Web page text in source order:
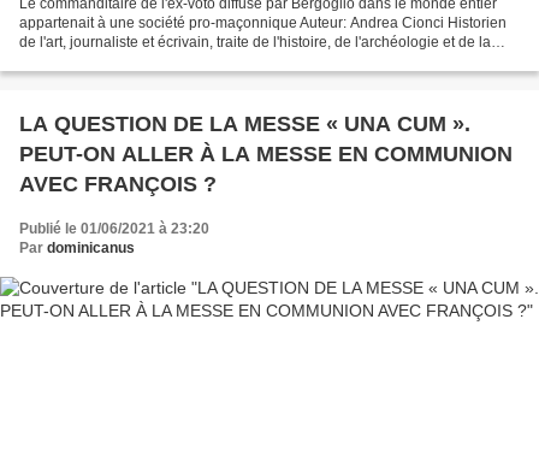
appartenait à une société pro-maçonnique Auteur: Andrea Cionci Historien
de l'art, journaliste et écrivain, traite de l'histoire, de l'archéologie et de la
LA QUESTION DE LA MESSE « UNA CUM ».
PEUT-ON ALLER À LA MESSE EN COMMUNION
AVEC FRANÇOIS ?
Publié le 01/06/2021 à 23:20
Par dominicanus